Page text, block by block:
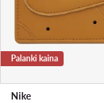
Palanki kaina
Nike